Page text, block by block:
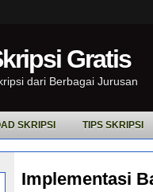
Gratis
dari Berbagai Jurusan
SKRIPSI TIPS SKRIPSI
Implementasi